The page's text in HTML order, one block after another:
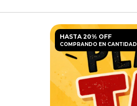
HASTA 20% OFF
COMPRANDO EN CANTIDAD